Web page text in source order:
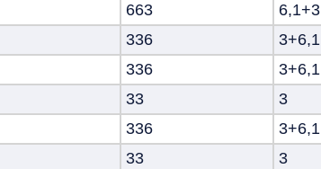
663 6,1+3
336 3+6,1
336 3+6,1
33 3
336 3+6,1
33 3